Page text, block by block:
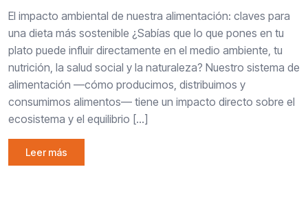
El impacto ambiental de nuestra alimentación: claves para
una dieta más sostenible ¿Sabías que lo que pones en tu
plato puede influir directamente en el medio ambiente, tu
nutrición, la salud social y la naturaleza? Nuestro sistema de
alimentación —cómo producimos, distribuimos y
consumimos alimentos— tiene un impacto directo sobre el
ecosistema y el equilibrio […]
Leer más